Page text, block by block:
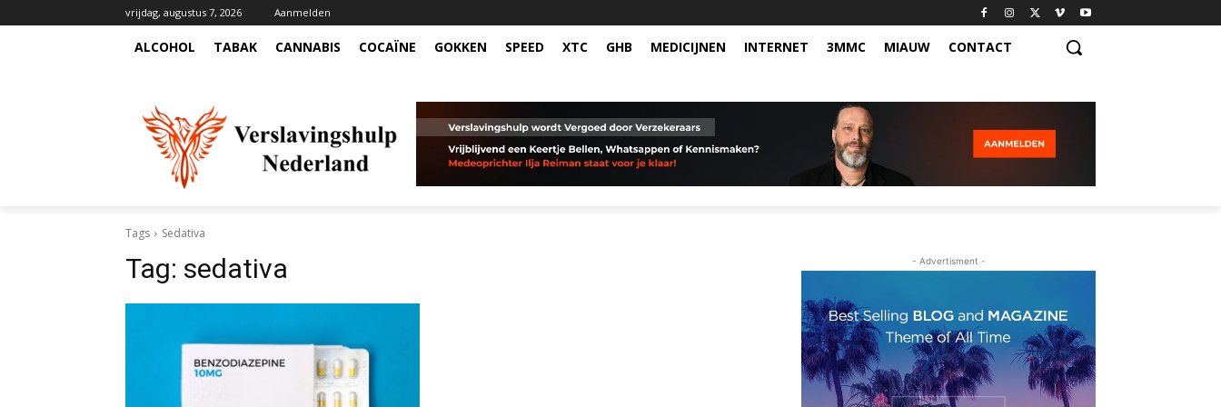
vrijdag, augustus 7, 2026 Aanmelden
ALCOHOL TABAK CANNABIS COCAÏNE GOKKEN SPEED XTC GHB MEDICIJNEN INTERNET 3MMC MIAUW CONTACT
Tags Sedativa
Tag: sedativa - Advertisment -